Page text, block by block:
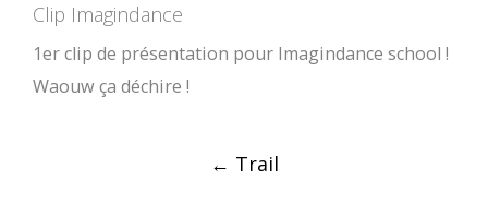
Clip Imagindance
1er clip de présentation pour Imagindance school !
Waouw ça déchire !
← Trail